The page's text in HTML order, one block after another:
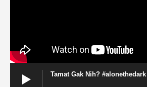
Tamat Gak Nih?